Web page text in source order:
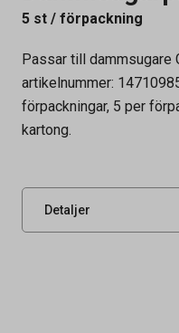
5 st / förpackning
Passar till dammsugare
artikelnummer:
förpackningar, 5 per
kartong.
Detaljer
Artikelnummer
UNSPSC